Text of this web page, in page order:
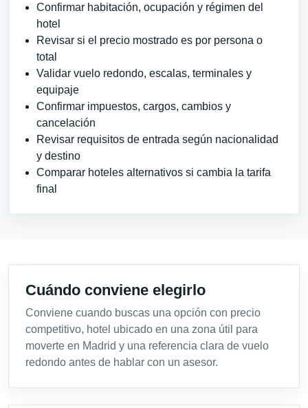
Confirmar habitación, ocupación y régimen del
hotel
Revisar si el precio mostrado es por persona o
total
Validar vuelo redondo, escalas, terminales y
equipaje
Confirmar impuestos, cargos, cambios y
cancelación
Revisar requisitos de entrada según nacionalidad
y destino
Comparar hoteles alternativos si cambia la tarifa
final
Cuándo conviene elegirlo
Conviene cuando buscas una opción con precio
competitivo, hotel ubicado en una zona útil para
moverte en Madrid y una referencia clara de vuelo
redondo antes de hablar con un asesor.